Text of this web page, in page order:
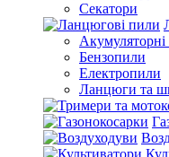
Секатори
Бензопили
Електропили
Ланцюги та